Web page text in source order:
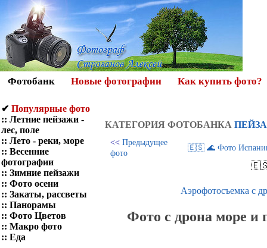
Фотобанк Новые фотографии Как купить фото?
✔ Популярные фото
:: Летние пейзажи -
лес, поле
:: Лето - реки, море
:: Весенние
фотографии
:: Зимние пейзажи
:: Фото осени
:: Закаты, рассветы
:: Панорамы
:: Фото Цветов
:: Макро фото
:: Еда
КАТЕГОРИЯ ФОТOБАНКА
<< Предыдущее
фото
🇪🇸 🌊 Фото Испании,
🇪🇸
Аэрофотосъемка с
Фото с дрона море